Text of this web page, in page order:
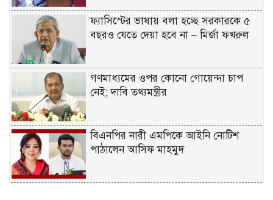
ফ্যাসিস্টের ভাষায় বলা হচ্ছে সরকারকে ৫
বছরও যেতে দেয়া হবে না – মির্জা ফখরুল
গণমাধ্যমের ওপর কোনো গোয়েন্দা চাপ
নেই; দাবি তথ্যমন্ত্রীর
বিএনপির নারী এমপিকে আইনি নোটিশ
পাঠালেন আসিফ মাহমুদ